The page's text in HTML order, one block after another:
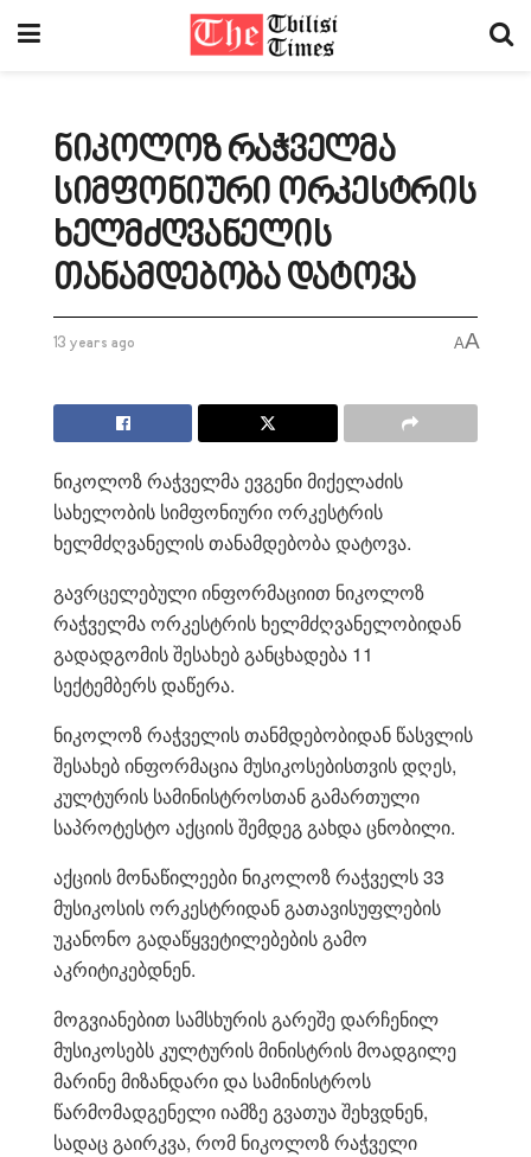
ნიკოლოზ რაჭველმა
სიმფონიური ორკესტრის
ხელმძღვანელის
თანამდებობა დატოვა
13 years ago AA
ნიკოლოზ რაჭველმა ევგენი მიქელაძის
სახელობის სიმფონიური ორკესტრის
ხელმძღვანელის თანამდებობა დატოვა.
გავრცელებული ინფორმაციით ნიკოლოზ
რაჭველმა ორკესტრის ხელმძღვანელობიდან
გადადგომის შესახებ განცხადება 11
სექტემბერს დაწერა.
ნიკოლოზ რაჭველის თანმდებობიდან წასვლის
შესახებ ინფორმაცია მუსიკოსებისთვის დღეს,
კულტურის სამინისტროსთან გამართული
საპროტესტო აქციის შემდეგ გახდა ცნობილი.
აქციის მონაწილეები ნიკოლოზ რაჭველს 33
მუსიკოსის ორკესტრიდან გათავისუფლების
უკანონო გადაწყვეტილებების გამო
აკრიტიკებდნენ.
მოგვიანებით სამსხურის გარეშე დარჩენილ
მუსიკოსებს კულტურის მინისტრის მოადგილე
მარინე მიზანდარი და სამინისტროს
წარმომადგენელი იამზე გვათუა შეხვდნენ,
სადაც გაირკვა, რომ ნიკოლოზ რაჭველი